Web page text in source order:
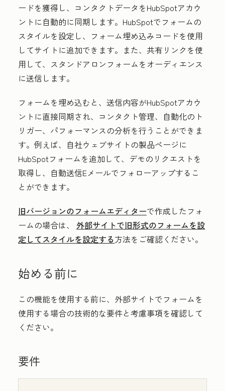
ードを獲得し、コンタクトデータをHubSpotアカウ
ントに自動的に同期します。HubSpotでフォームの
スタイルを設定し、フォーム埋め込みコードを使用
してサイトに追加できます。また、共有リンクを使
用して、スタンドアロンフォームをオーディエンス
に送信します。
フォームを埋め込むと、送信内容がHubSpotアカウ
ントに直接同期され、コンタクト管理、自動化のト
リガー、パフォーマンスの分析を行うことができま
す。例えば、自社ウェブサイトの製品ページに
HubSpotフォームを追加して、デモのリクエストを
取得し、自動送信Eメールでフォローアップするこ
とができます。
旧バージョンのフォームエディターで作成したフォ
ームの場合は、 外部サイトで旧形式のフォームを設
定してスタイルを設定する方法をご確認ください。
始める前に
この機能を使用する前に、外部サイトでフォームを
使用する場合の技術的な要件と考慮事項を確認して
ください。
要件